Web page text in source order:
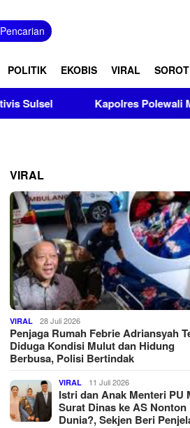
Pencarian
POLITIK EKOBIS VIRAL SOROT
Kapolres Polewali Mandar Turut
VIRAL
VIRAL 28 Juli 2026
Penjaga Rumah Febrie Adriansyah
Diduga Kondisi Mulut dan Hidung
Berbusa, Polisi Bertindak
VIRAL 11 Juli 2026
Istri dan Anak Menteri PU
Surat Dinas ke AS Nonton
Dunia?, Sekjen Beri